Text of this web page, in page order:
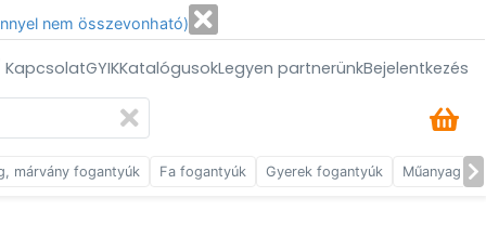
nem összevonható)
GYIKKatalógusokLegyen partnerünkBejelentkezés
márvány fogantyúk Fa fogantyúk Gyerek fogantyúk Műanyag